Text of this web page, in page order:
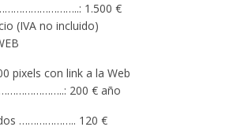
1.500 €
(IVA no incluido)
pixels con link a la Web
200 € año
……………….. 120 €